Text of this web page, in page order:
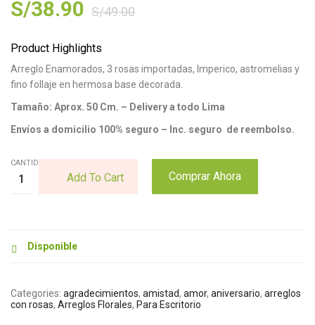
S/49.00
S/38.90
Product Highlights
Arreglo Enamorados, 3 rosas importadas, Imperico, astromelias y
fino follaje en hermosa base decorada.
Tamaño: Aprox. 50 Cm. – Delivery a todo Lima
Envíos a domicilio 100% seguro – Inc. seguro de reembolso.
CANTIDAD:
Add To Cart Comprar Ahora
Disponible
Categories: agradecimientos, amistad, amor, aniversario, arreglos
con rosas, Arreglos Florales, Para Escritorio